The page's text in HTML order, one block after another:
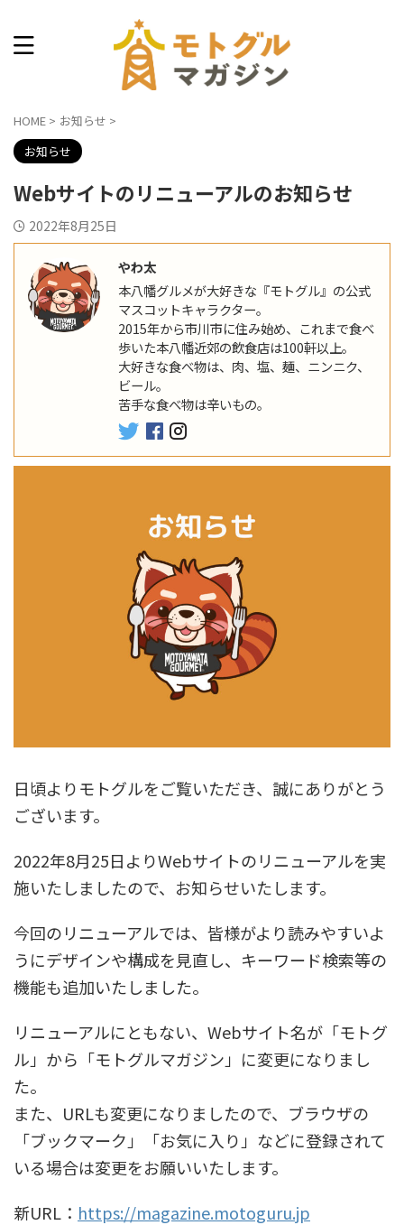
HOME > お知らせ >
お知らせ
Webサイトのリニューアルのお知らせ
2022年8月25日
やわ太
本八幡グルメが大好きな『モトグル』の公式
マスコットキャラクター。
2015年から市川市に住み始め、これまで食べ
歩いた本八幡近郊の飲食店は100軒以上。
大好きな食べ物は、肉、塩、麺、ニンニク、
ビール。
苦手な食べ物は辛いもの。
日頃よりモトグルをご覧いただき、誠にありがとう
ございます。
2022年8月25日よりWebサイトのリニューアルを実
施いたしましたので、お知らせいたします。
今回のリニューアルでは、皆様がより読みやすいよ
うにデザインや構成を見直し、キーワード検索等の
機能も追加いたしました。
リニューアルにともない、Webサイト名が「モトグ
ル」から「モトグルマガジン」に変更になりまし
た。
また、URLも変更になりましたので、ブラウザの
「ブックマーク」「お気に入り」などに登録されて
いる場合は変更をお願いいたします。
新URL： https://magazine.motoguru.jp